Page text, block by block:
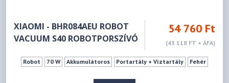
XIAOMI - BHR084AEU ROBOT
VACUUM S40 ROBOTPORSZÍVÓ
54 760 Ft
(43 118 FT + ÁFA)
Robot 70 W Akkumulátoros Portartály + Víztartály Fehér